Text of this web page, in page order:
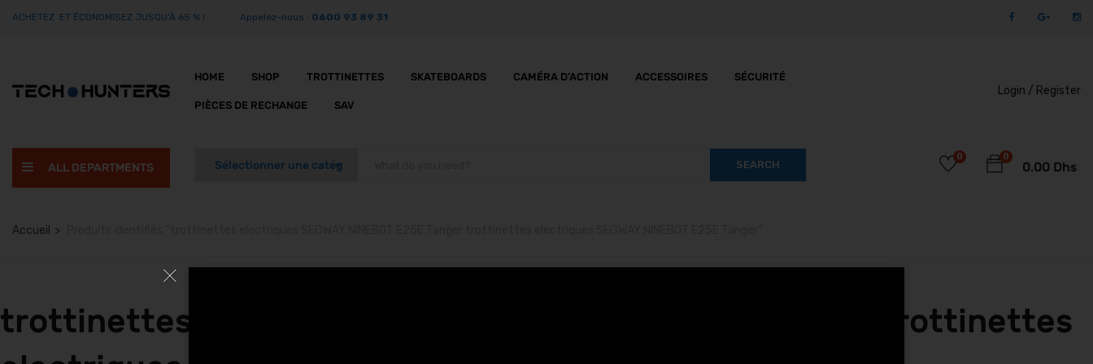
ACHETEZ ET ÉCONOMISEZ JUSQU’À 65 % ! Appelez-nous : 0600 93 89 31
HOME SHOP TROTTINETTES SKATEBOARDS CAMÉRA D’ACTION ACCESSOIRES SÉCURITÉ
PIÈCES DE RECHANGE SAV
Login / Register
ALL DEPARTMENTS SEARCH
0
0.00 Dhs
0
Accueil
trottinettes electriques SEGWAY NINEBOT E25E Tanger trottinettes